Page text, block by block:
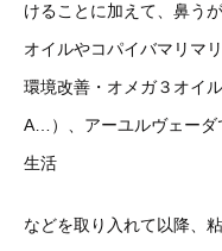
けることに加えて、鼻う
オイルやコパイバマリマ
環境改善・オメガ３オイ
A…）、アーユルヴェーダ
生活
などを取り入れて以降、